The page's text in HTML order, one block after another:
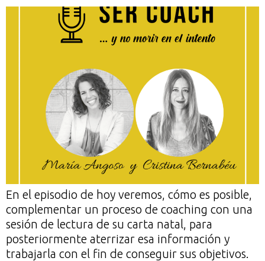
En el episodio de hoy veremos, cómo es posible,
complementar un proceso de coaching con una
sesión de lectura de su carta natal, para
posteriormente aterrizar esa información y
trabajarla con el fin de conseguir sus objetivos.